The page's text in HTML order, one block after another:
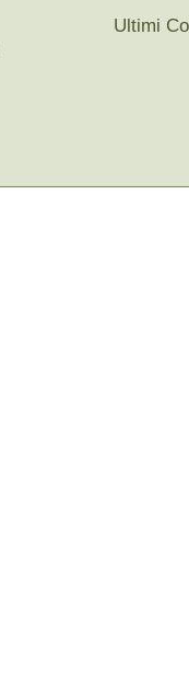
Ultimi